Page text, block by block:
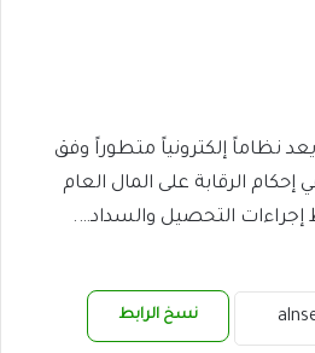
نظاماً إلكترونياً متطوراً وفق
إحكام الرقابة على المال العام
التحصيل والسداد….
نسخ الرابط